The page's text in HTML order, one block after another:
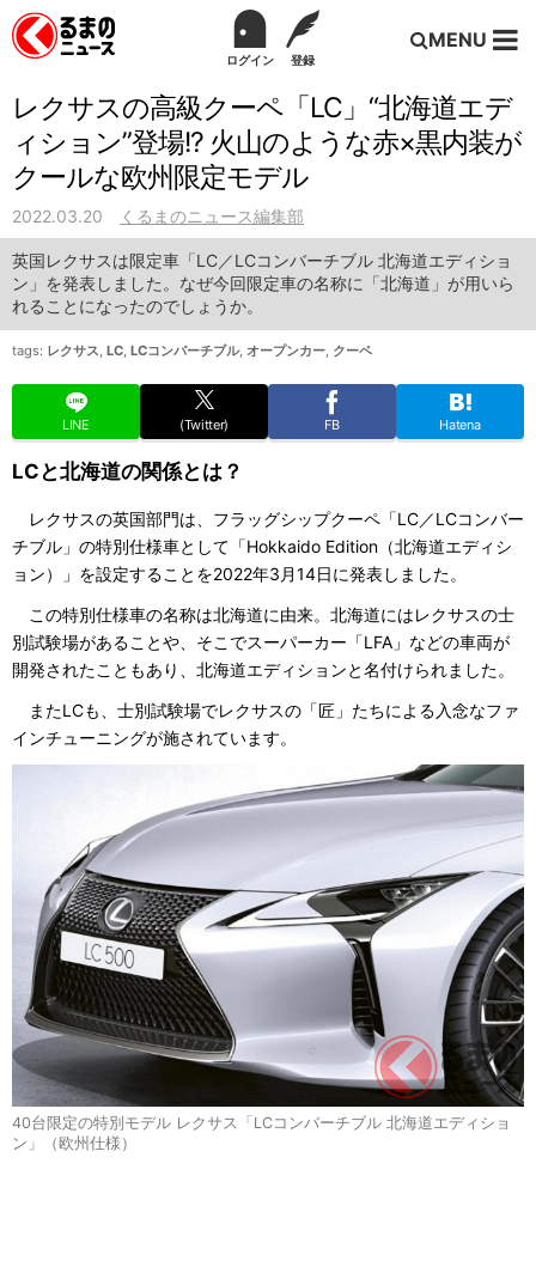
ログイン 登録
MENU
レクサスの高級クーペ「LC」“北海道エデ
ィション”登場!? 火山のような赤×黒内装が
クールな欧州限定モデル
2022.03.20 くるまのニュース編集部
英国レクサスは限定車「LC／LCコンバーチブル 北海道エディショ
ン」を発表しました。なぜ今回限定車の名称に「北海道」が用いら
れることになったのでしょうか。
tags: レクサス, LC, LCコンバーチブル, オープンカー, クーペ
LINE (Twitter) FB Hatena
LCと北海道の関係とは？
レクサスの英国部門は、フラッグシップクーペ「LC／LCコンバー
チブル」の特別仕様車として「Hokkaido Edition（北海道エディシ
ョン）」を設定することを2022年3月14日に発表しました。
この特別仕様車の名称は北海道に由来。北海道にはレクサスの士
別試験場があることや、そこでスーパーカー「LFA」などの車両が
開発されたこともあり、北海道エディションと名付けられました。
またLCも、士別試験場でレクサスの「匠」たちによる入念なファ
インチューニングが施されています。
40台限定の特別モデル レクサス「LCコンバーチブル 北海道エディショ
ン」（欧州仕様）